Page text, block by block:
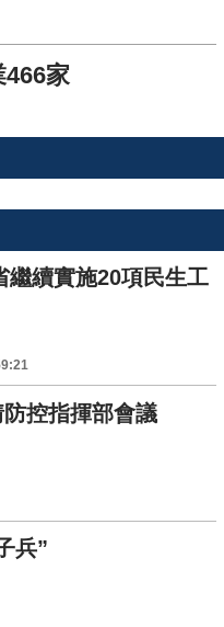
466家
繼續實施20項民生工
控指揮部會議
兵”